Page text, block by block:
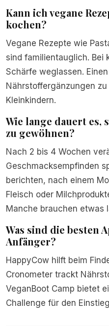
Kann ich vegane
kochen?
Vegane Rezepte wie
sind familientauglich. Bei
Schärfe weglassen.
Nährstoffergänzungen
Kleinkindern.
Wie lange dauert es,
zu gewöhnen?
Nach 2 bis 4 Wochen
Geschmacksempfinden
berichten, nach einem
Fleisch oder
Manche brauchen etwas
Was sind die besten
Anfänger?
HappyCow hilft beim
Cronometer trackt
VeganBoot Camp bietet
Challenge für den